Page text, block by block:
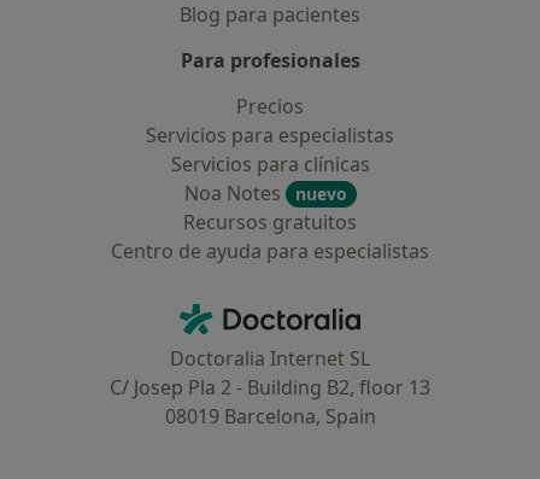
Blog para pacientes
Para profesionales
Precios
Servicios para especialistas
Servicios para clínicas
Noa Notes
nuevo
Recursos gratuitos
Centro de ayuda para especialistas
Doctoralia - Página de inicio
Doctoralia Internet SL
C/ Josep Pla 2 - Building B2, floor 13
08019 Barcelona, Spain